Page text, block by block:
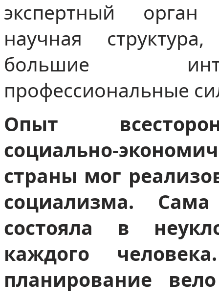
экспертный орган
научная
большие
профессиональные
Опыт
социально-
страны мог
социализма.
состояла в
каждого
планирование